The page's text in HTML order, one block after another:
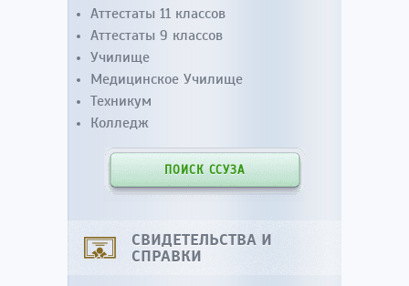
Аттестаты 11 классов
Аттестаты 9 классов
Училище
Медицинское Училище
Техникум
Колледж
ПОИСК ССУЗА
СВИДЕТЕЛЬСТВА И
СПРАВКИ